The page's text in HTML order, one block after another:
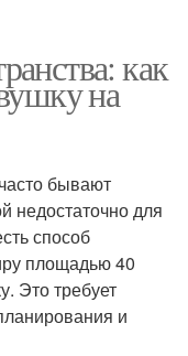
как
на
бывают
недостаточно для
способ
площадью 40
Это требует
и